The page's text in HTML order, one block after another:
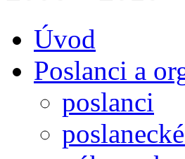
Úvod
Poslanci a
poslanci